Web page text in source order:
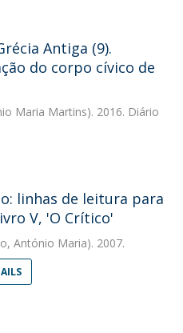
Antiga (9).
do corpo cívico de
Maria Martins). 2016. Diário
linhas de leitura para
V, 'O Crítico'
António Maria). 2007.